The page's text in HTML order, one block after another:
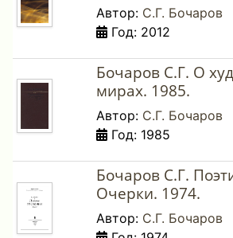
Автор: С.Г. Бочаров
Год: 2012
Бочаров С.Г. О
мирах. 1985.
Автор: С.Г. Бочаров
Год: 1985
Бочаров С.Г.
Очерки. 1974.
Автор: С.Г. Бочаров